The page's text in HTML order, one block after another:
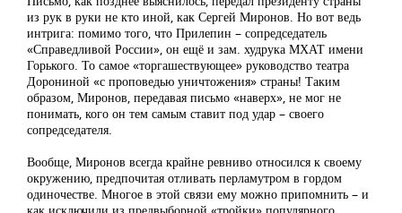
из рук в руки не кто иной, как Сергей Миронов. Но вот ведь
интрига: помимо того, что Прилепин – сопредседатель
«Справедливой России», он ещё и зам. худрука МХАТ имени
Горького. То самое «торгашествующее» руководство театра
Дорониной «с проповедью уничтожения» страны! Таким
образом, Миронов, передавая письмо «наверх», не мог не
понимать, кого он тем самым ставит под удар – своего
сопредседателя.
Вообще, Миронов всегда крайне ревниво относился к своему
окружению, предпочитая отливать перламутром в гордом
одиночестве. Многое в этой связи ему можно припомнить – и